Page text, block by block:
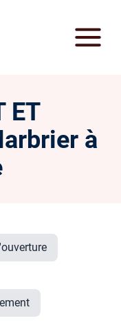
ET
à